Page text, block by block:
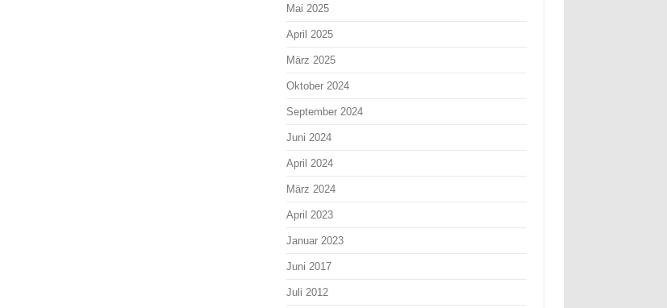
Mai 2025
April 2025
März 2025
Oktober 2024
September 2024
Juni 2024
April 2024
März 2024
April 2023
Januar 2023
Juni 2017
Juli 2012